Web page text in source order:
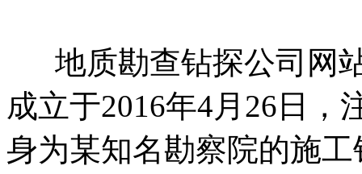
地质勘查钻探公司网
成立于2016年4月26日，
身为某知名勘察院的施